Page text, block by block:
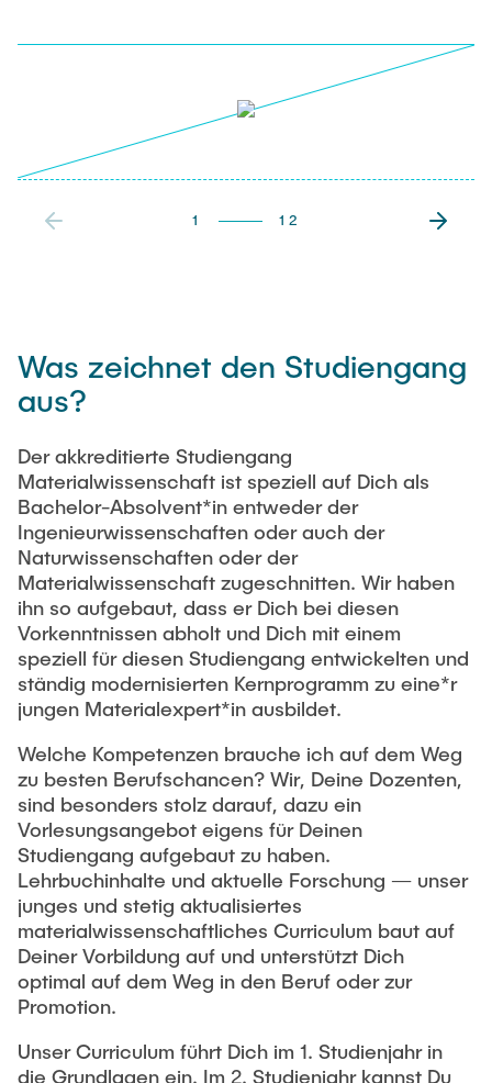
1 12
Was zeichnet den Studiengang
aus?
Der akkreditierte Studiengang
Materialwissenschaft ist speziell auf Dich als
Bachelor-Absolvent*in entweder der
Ingenieurwissenschaften oder auch der
Naturwissenschaften oder der
Materialwissenschaft zugeschnitten. Wir haben
ihn so aufgebaut, dass er Dich bei diesen
Vorkenntnissen abholt und Dich mit einem
speziell für diesen Studiengang entwickelten und
ständig modernisierten Kernprogramm zu eine*r
jungen Materialexpert*in ausbildet.
Welche Kompetenzen brauche ich auf dem Weg
zu besten Berufschancen? Wir, Deine Dozenten,
sind besonders stolz darauf, dazu ein
Vorlesungsangebot eigens für Deinen
Studiengang aufgebaut zu haben.
Lehrbuchinhalte und aktuelle Forschung — unser
junges und stetig aktualisiertes
materialwissenschaftliches Curriculum baut auf
Deiner Vorbildung auf und unterstützt Dich
optimal auf dem Weg in den Beruf oder zur
Promotion.
Unser Curriculum führt Dich im 1. Studienjahr in
die Grundlagen ein. Im 2. Studienjahr kannst Du